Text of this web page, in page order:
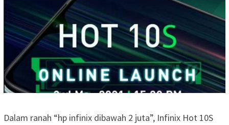
Dalam ranah “hp infinix dibawah 2 juta”, Infinix Hot 10S